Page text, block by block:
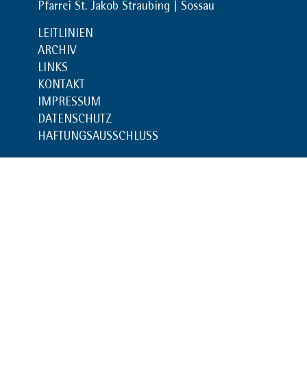
Pfarrei St. Jakob Straubing | Sossau
LEITLINIEN
ARCHIV
LINKS
KONTAKT
IMPRESSUM
DATENSCHUTZ
HAFTUNGSAUSSCHLUSS